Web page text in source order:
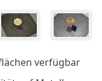
verfügbar